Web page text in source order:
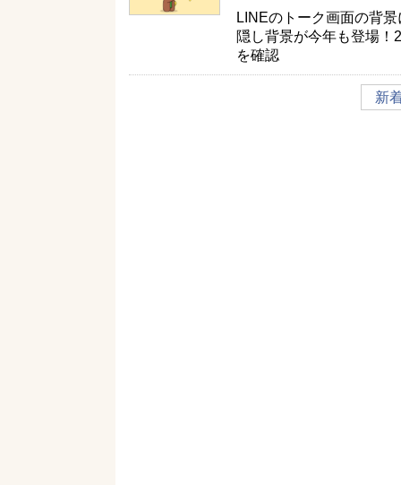
LINEのトーク画面の背
隠し背景が今年も登場
を確認
新